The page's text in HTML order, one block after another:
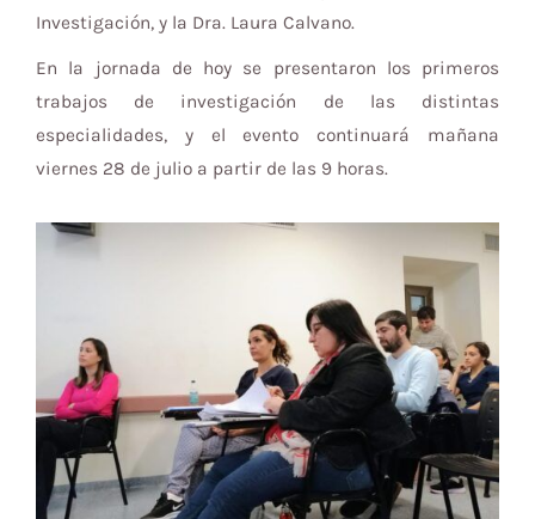
Investigación, y la Dra. Laura Calvano.
En la jornada de hoy se presentaron los primeros
trabajos de investigación de las distintas
especialidades, y el evento continuará mañana
viernes 28 de julio a partir de las 9 horas.